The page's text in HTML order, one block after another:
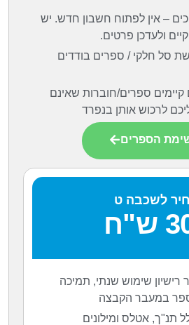
– אין לפתוח חשבון חדש. יש
ולעדכן פרטים.
סל חלקי / ספרים בודדים
ספרים/חוברות שאינם
לרכוש אותן בנפרד
הספרים
לשכבה ט
רישיון שימוש שנתי, תמיכה
במעבר הקבצה
תנ"ך, אטלס ומילונים